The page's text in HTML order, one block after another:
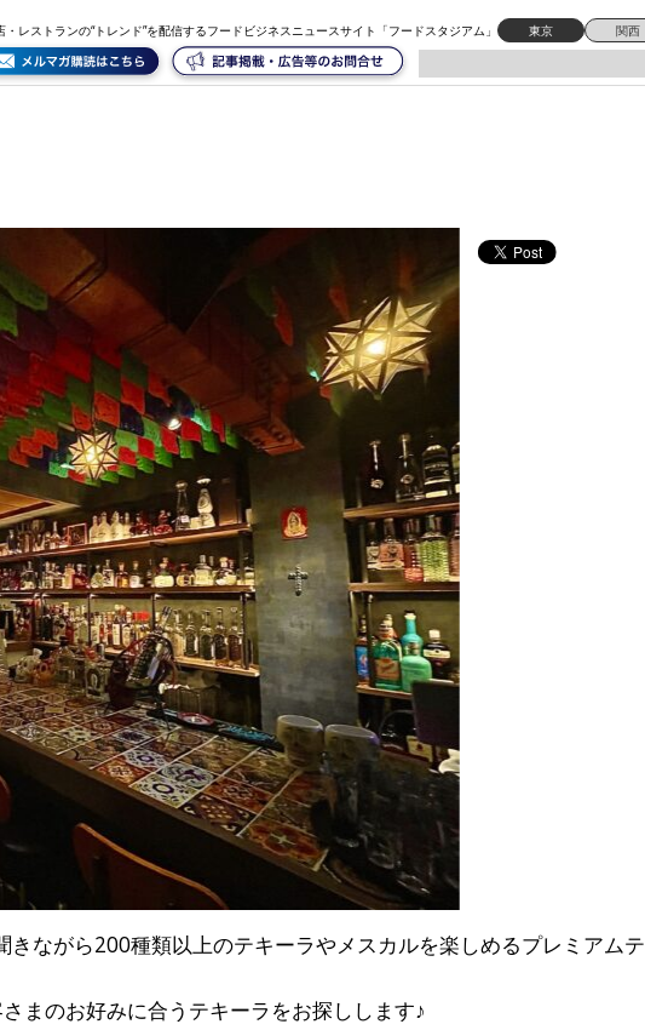
・レストランの“トレンド”を配信するフードビジネスニュースサイト「フードスタジアム」 東京 関西
ながら200種類以上のテキーラやメスカルを楽しめるプレミアムテ
まのお好みに合うテキーラをお探しします♪